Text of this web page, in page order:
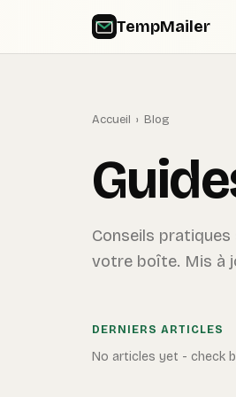
TempMailer
Accueil › Blog
Conseils
votre boîte. Mis à
DERNIERS ARTICLES
No articles yet - check